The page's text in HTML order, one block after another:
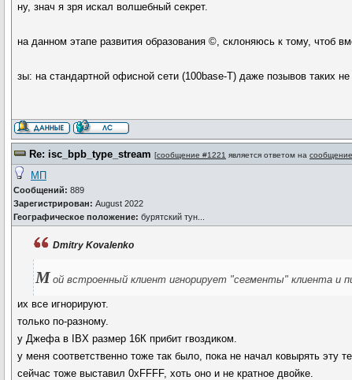
ну, знач я зря искал волшебный секрет.
на данном этапе развития образования ©, склоняюсь к тому, чтоб
зы: на стандартной офисной сети (100base-T) даже позывов таких не
Re: isc_bpb_type_stream [сообщение #1221 является ответом на
МП
Сообщений: 889
Зарегистрирован: August 2022
Географическое положение: бурятский тун...
Dmitry Kovalenko
Мой встроенный клиент игнорирует "сегменты" клиента и
их все игнорируют.
только по-разному.
у Джефа в IBX размер 16К прибит гвоздиком.
у меня соответственно тоже так было, пока не начал ковырять эту
сейчас тоже выставил 0xFFFF, хоть оно и не кратное двойке.